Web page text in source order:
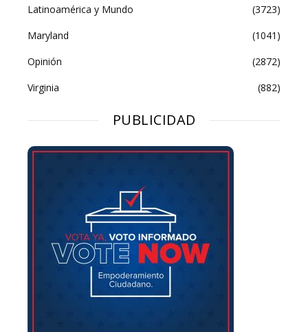
Latinoamérica y Mundo
(3723)
Maryland
(1041)
Opinión
(2872)
Virginia
(882)
PUBLICIDAD